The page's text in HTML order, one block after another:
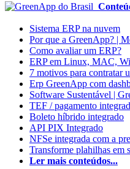
Sistema ERP na nuvem
Por que a GreenApp? |
Como avaliar um ERP?
ERP em Linux, MAC,
7 motivos para contratar
Erp GreenApp com
Software Sustentável |
TEF / pagamento
Boleto híbrido integrado
API PIX Integrado
NFSe integrada com a
Transforme plahilhas em
Ler mais conteúdos...